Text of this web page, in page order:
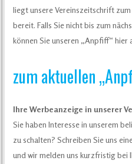
liegt unsere Vereinszeitschrift
bereit. Falls Sie nicht bis zum
können Sie unseren „Anpfiff“ hier
zum aktuellen
Ihre Werbeanzeige in unserer
Sie haben Interesse in unserem
zu schalten? Schreiben Sie uns
und wir melden uns kurzfristig bei